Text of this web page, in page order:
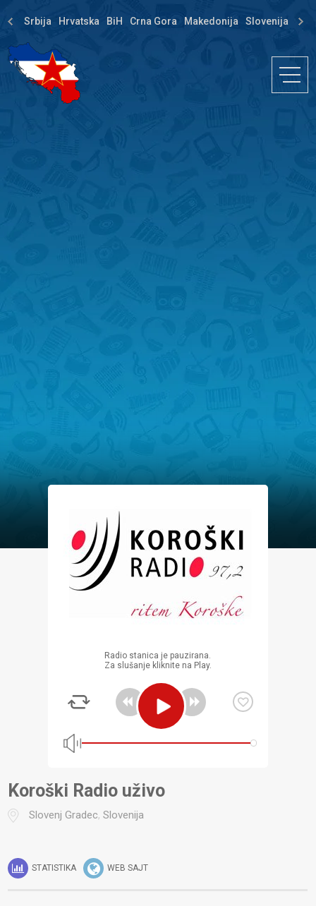
Srbija Hrvatska BiH Crna Gora Makedonija Slovenija
Radio stanica je pauzirana.
Za slušanje kliknite na Play.
Koroški Radio uživo
Slovenj Gradec,Slovenija
STATISTIKA WEB SAJT